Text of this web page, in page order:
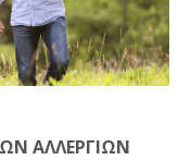
ΑΛΛΕΡΓΙΩΝ